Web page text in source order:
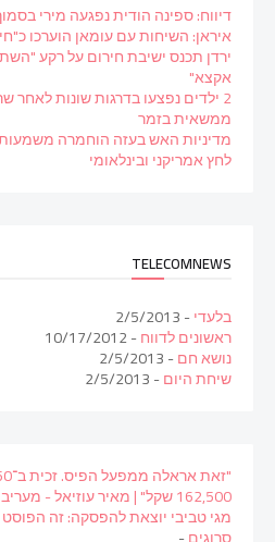
דיווח: ספינה הודית נפגעה מירי
איראן: השיחות עם עומאן הוערכו
ירדן תכנס ישיבת חירום על רקע
אקצא"
2 ילדים נפצעו בדרגות שונות לאחר
ממשאית בזמר
מדיניות האש בעזה הוחמרה
לחץ אמריקני ובינלאומי
TELECOMNEWS
בלעדי- 2/5/2013
ראשונים לדווח- 10/17/2012
נושא חם- 2/5/2013
שיחת היום- 2/5/2013
162,500 שקל" | מאיר עוזיאל - מעריב
מגי טביבי יוצאת להפסקה: זה